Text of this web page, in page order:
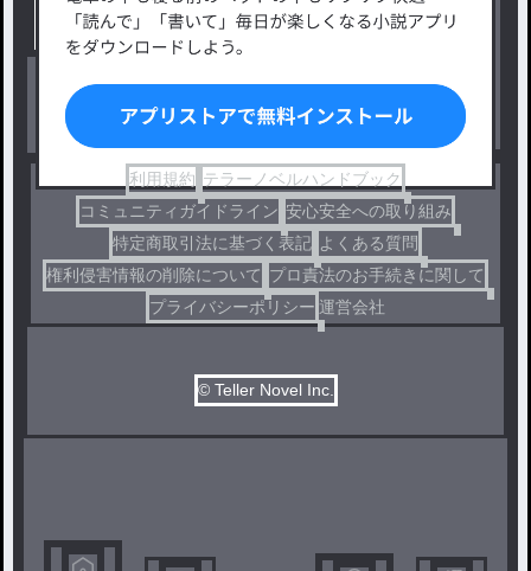
出版・メディアミックス作品
ホラー・ミステリー
コメディ
利用規約 テラーノベルハンドブック
コミュニティガイドライン 安心安全への取り組み
特定商取引法に基づく表記 よくある質問
権利侵害情報の削除について プロ責法のお手続きに関して
プライバシーポリシー 運営会社
© Teller Novel Inc.